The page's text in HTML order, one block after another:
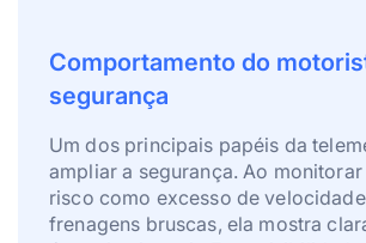
Comportamento do
segurança
Um dos principais papéis da
ampliar a segurança. Ao
risco como excesso de
frenagens bruscas, ela mostra